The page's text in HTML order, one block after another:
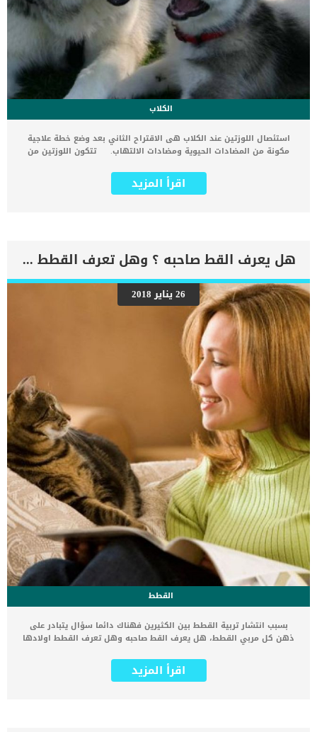
الكلاب
استئصال اللوزتين عند الكلاب هى الاقتراح الثاني بعد وضع خطة علاجية
مكونة من المضادات الحيوية ومضادات الالتهاب. تتكون اللوزتين من
انه يمكن رؤيتها عند فتح الفم. عادة ما يكون تورم اللوز ناتج عن حالة
مرضية أخرى, اذا تم اكتشافها مبكرا وعلاجها يمكن الا يحتاج الكلب الى
اقرأ ايضا: كيفية تثبيت الاضلاع المكسورة عند الكلاب كما ان هناك بعض
السلالات من الكلاب التى يكون لديها انف قصير, والتى يؤثر عليها تورم
اللوزتين أكثر من السلالات الاخرى, حيث يعيق عملية التنفس بالكامل. يؤثر
تورم اللوز على عادات الأكل والشرب عند الكلب, فنجد ان يبلع الاكل
بصعوبة ويمكن ان يمتنع عن الأكل نتيجة للألم الذى يشعر به. نقص الوزن
وحدوث مضاعفات صحية أخرى من ضمن نتائج تورم والتهاب اللوزتين عند
الكلاب. يجب ان تجرى هذه العملية على يد جراح بيطري ماهر وفى عيادة
بيطرية مجهزة من جميع الأدوات والمعدات. إجراءات عملية استئصال
اللوزتين عند الكلاب يتم عمل فحص جسدي شامل […]
اقرأ المزيد
هل يعرف القط صاحبه ؟ وهل تعرف القطط اولادها ؟
26 يناير 2018
القطط
بسبب انتشار تربية القطط بين الكثيرين فهناك دائما سؤال يتبادر على
ذهن كل مربي القطط، هل يعرف القط صاحبه وهل تعرف القطط اولادها
حيوانات صيادة، اعتادت أجدادها العيش في البرية، فإن حواسها تطورت
وتكيفت بشكل معين يختلف عن حواس الإنسان. لذلك فإن القطط تستخدم
اقرأ المزيد